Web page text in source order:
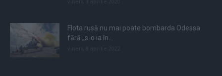
Flota rusă nu mai poate bombarda Odessa
fără „s-o ia în...